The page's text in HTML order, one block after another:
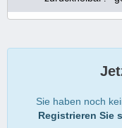
Sie haben noch
Registrieren Sie